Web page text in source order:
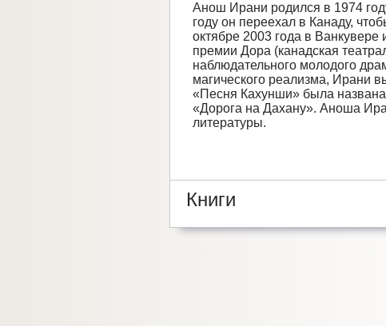
Анош Ирани родился в 1974
году он переехал в Канаду,
октябре 2003 года в
премии Дора (канадская
наблюдательного молодого
магического реализма, Ирани
«Песня Кахунши» была
«Дорога на Дахану». Аноша
литературы.
Книги